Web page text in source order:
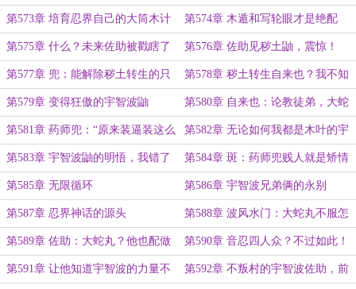
那条不可逾越的鸿沟 面
第573章 培育忍界自己的大筒木计
划
第574章 木遁和写轮眼才是绝配
第575章 什么？未来佐助被戳瞎了
轮回眼？
第576章 佐助见秽土鼬，震惊！
第577章 兜：能解除秽土转生的只
有我
第578章 秽土转生自来也？我不知
道如何面对他！
第579章 变得狂傲的宇智波鼬 第580章 自来也：论教徒弟，大蛇
丸你不行啊
第581章 药师兜：“原来装逼装这么
爽啊！”
第582章 无论如何我都是木叶的宇
智波鼬
第583章 宇智波鼬的明悟，我错了 第584章 斑：药师兜贱人就是矫情
第585章 无限循环 第586章 宇智波兄弟俩的永别
第587章 忍界神话的源头 第588章 波风水门：大蛇丸不服怎
么办，干！
第589章 佐助：大蛇丸？他也配做
我的主人？呸！
第590章 音忍四人众？不过如此！
第591章 让他知道宇智波的力量不 第592章 不叛村的宇智波佐助，前